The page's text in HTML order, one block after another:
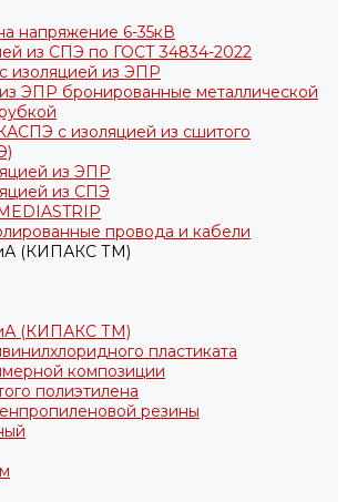
напряжение 6-35кВ
из СПЭ по ГОСТ 34834-2022
изоляцией из ЭПР
ЭПР бронированные металлической
с изоляцией из сшитого
из ЭПР
из СПЭ
провода и кабели
(КИПАКС ТМ)
(КИПАКС ТМ)
пластиката
композиции
полиэтилена
резины